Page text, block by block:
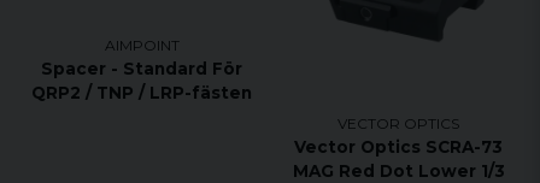
AIMPOINT
Spacer - Standard För
QRP2 / TNP / LRP-fästen
VECTOR OPTICS
Vector Optics SCRA-73
MAG Red Dot Lower 1/3